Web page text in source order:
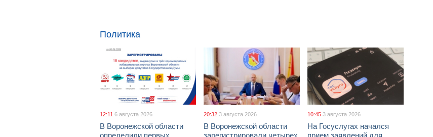
Политика
12:11 6 августа 2026
В Воронежской области
определили первых
20:32 3 августа 2026
В Воронежской области
зарегистрировали четырех
10:45 3 августа 2026
На Госуслугах начался
прием заявлений для